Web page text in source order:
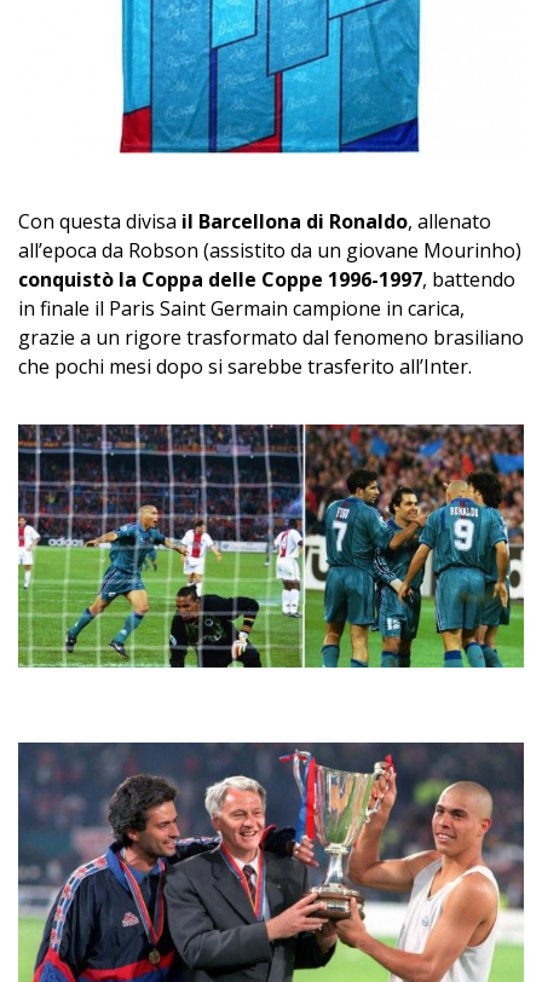
Con questa divisa il Barcellona di Ronaldo, allenato
all’epoca da Robson (assistito da un giovane Mourinho)
conquistò la Coppa delle Coppe 1996-1997, battendo
in finale il Paris Saint Germain campione in carica,
grazie a un rigore trasformato dal fenomeno brasiliano
che pochi mesi dopo si sarebbe trasferito all’Inter.